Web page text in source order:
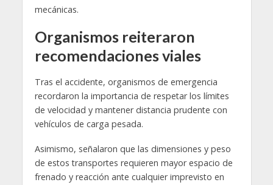
mecánicas.
Organismos reiteraron
recomendaciones viales
Tras el accidente, organismos de emergencia
recordaron la importancia de respetar los límites
de velocidad y mantener distancia prudente con
vehículos de carga pesada.
Asimismo, señalaron que las dimensiones y peso
de estos transportes requieren mayor espacio de
frenado y reacción ante cualquier imprevisto en